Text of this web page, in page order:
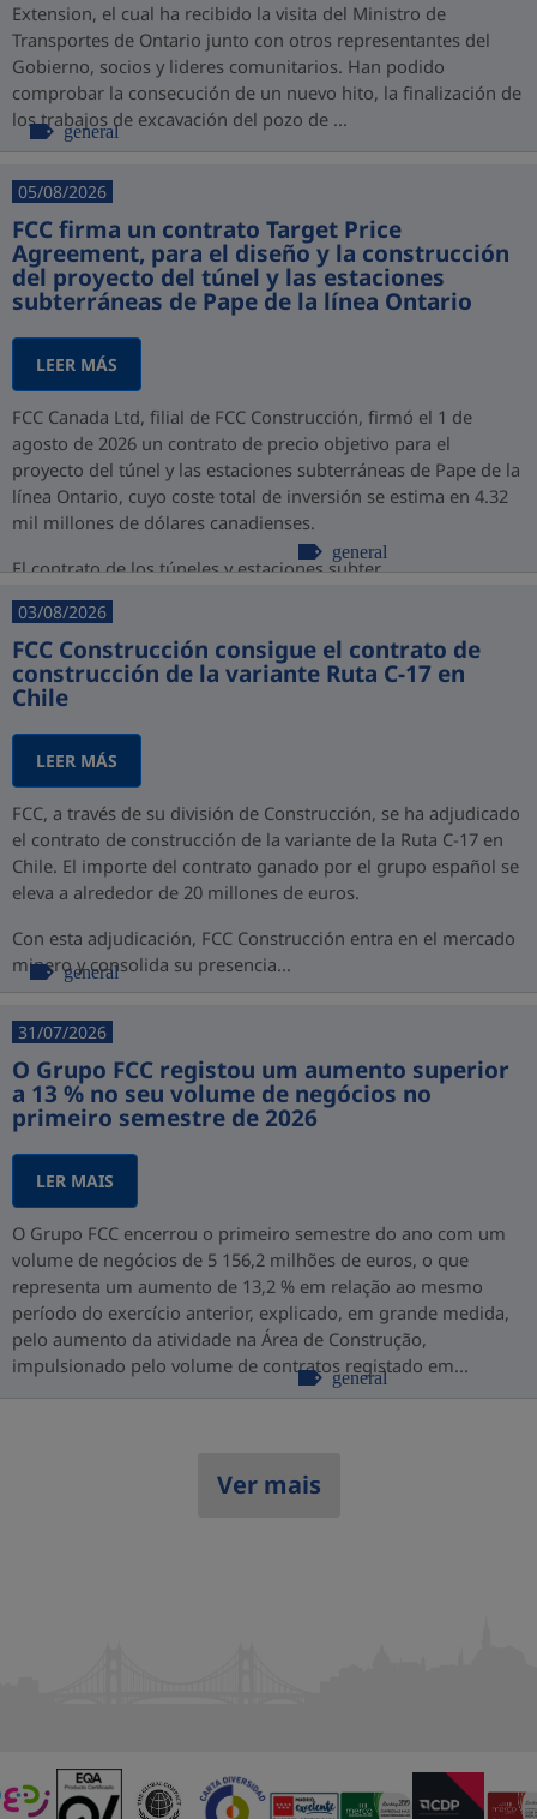
Extension, el cual ha recibido la visita del Ministro de
Transportes de Ontario junto con otros representantes del
Gobierno, socios y lideres comunitarios. Han podido
comprobar la consecución de un nuevo hito, la finalización de
los trabajos de excavación del pozo de ...
general
05/08/2026
FCC firma un contrato Target Price
Agreement, para el diseño y la construcción
del proyecto del túnel y las estaciones
subterráneas de Pape de la línea Ontario
LEER MÁS
FCC Canada Ltd, filial de FCC Construcción, firmó el 1 de
agosto de 2026 un contrato de precio objetivo para el
proyecto del túnel y las estaciones subterráneas de Pape de la
línea Ontario, cuyo coste total de inversión se estima en 4.32
mil millones de dólares canadienses.
El contrato de los túneles y estaciones subter...
general
03/08/2026
FCC Construcción consigue el contrato de
construcción de la variante Ruta C-17 en
Chile
LEER MÁS
FCC, a través de su división de Construcción, se ha adjudicado
el contrato de construcción de la variante de la Ruta C-17 en
Chile. El importe del contrato ganado por el grupo español se
eleva a alrededor de 20 millones de euros.
Con esta adjudicación, FCC Construcción entra en el mercado
minero y consolida su presencia...
general
31/07/2026
O Grupo FCC registou um aumento superior
a 13 % no seu volume de negócios no
primeiro semestre de 2026
LER MAIS
O Grupo FCC encerrou o primeiro semestre do ano com um
volume de negócios de 5 156,2 milhões de euros, o que
representa um aumento de 13,2 % em relação ao mesmo
período do exercício anterior, explicado, em grande medida,
pelo aumento da atividade na Área de Construção,
impulsionado pelo volume de contratos registado em...
general
Ver mais